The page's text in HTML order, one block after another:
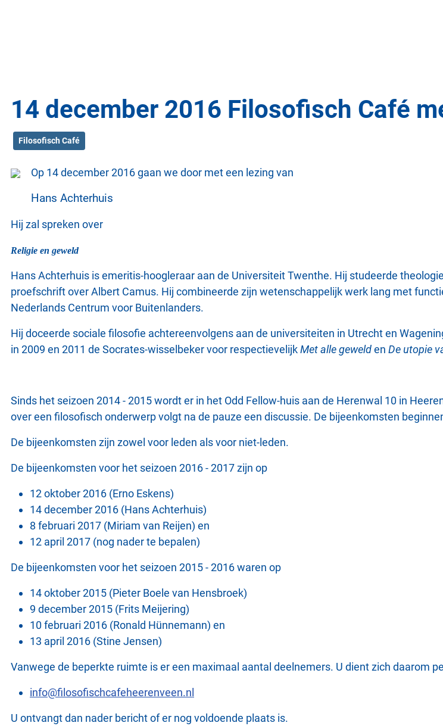
14 december 2016 Filosofisch Café
Filosofisch Café
Op 14 december 2016 gaan we door met een lezing van
Hans Achterhuis
Hij zal spreken over
Religie en geweld
Hans Achterhuis is emeritis-hoogleraar aan de Universiteit Twenthe. Hij studeerde
proefschrift over Albert Camus. Hij combineerde zijn wetenschappelijk werk lang met
Nederlands Centrum voor Buitenlanders.
Hij doceerde sociale filosofie achtereenvolgens aan de universiteiten in Utrecht en
in 2009 en 2011 de Socrates-wisselbeker voor respectievelijkMet alle gewelden De utopie
Sinds het seizoen 2014 - 2015 wordt er in het Odd Fellow-huis aan de Herenwal 10 in
over een filosofisch onderwerp volgt na de pauze een discussie. De bijeenkomsten
De bijeenkomsten zijn zowel voor leden als voor niet-leden.
De bijeenkomsten voor het seizoen 2016 - 2017 zijn op
12 oktober 2016 (Erno Eskens)
14 december 2016 (Hans Achterhuis)
8 februari 2017 (Miriam van Reijen) en
12 april 2017 (nog nader te bepalen)
De bijeenkomsten voor het seizoen 2015 - 2016 waren op
14 oktober 2015 (Pieter Boele van Hensbroek)
9 december 2015 (Frits Meijering)
10 februari 2016 (Ronald Hünnemann) en
13 april 2016 (Stine Jensen)
Vanwege de beperkte ruimte is er een maximaal aantal deelnemers. U dient zich daarom
info@filosofischcafeheerenveen.nl
U ontvangt dan nader bericht of er nog voldoende plaats is.